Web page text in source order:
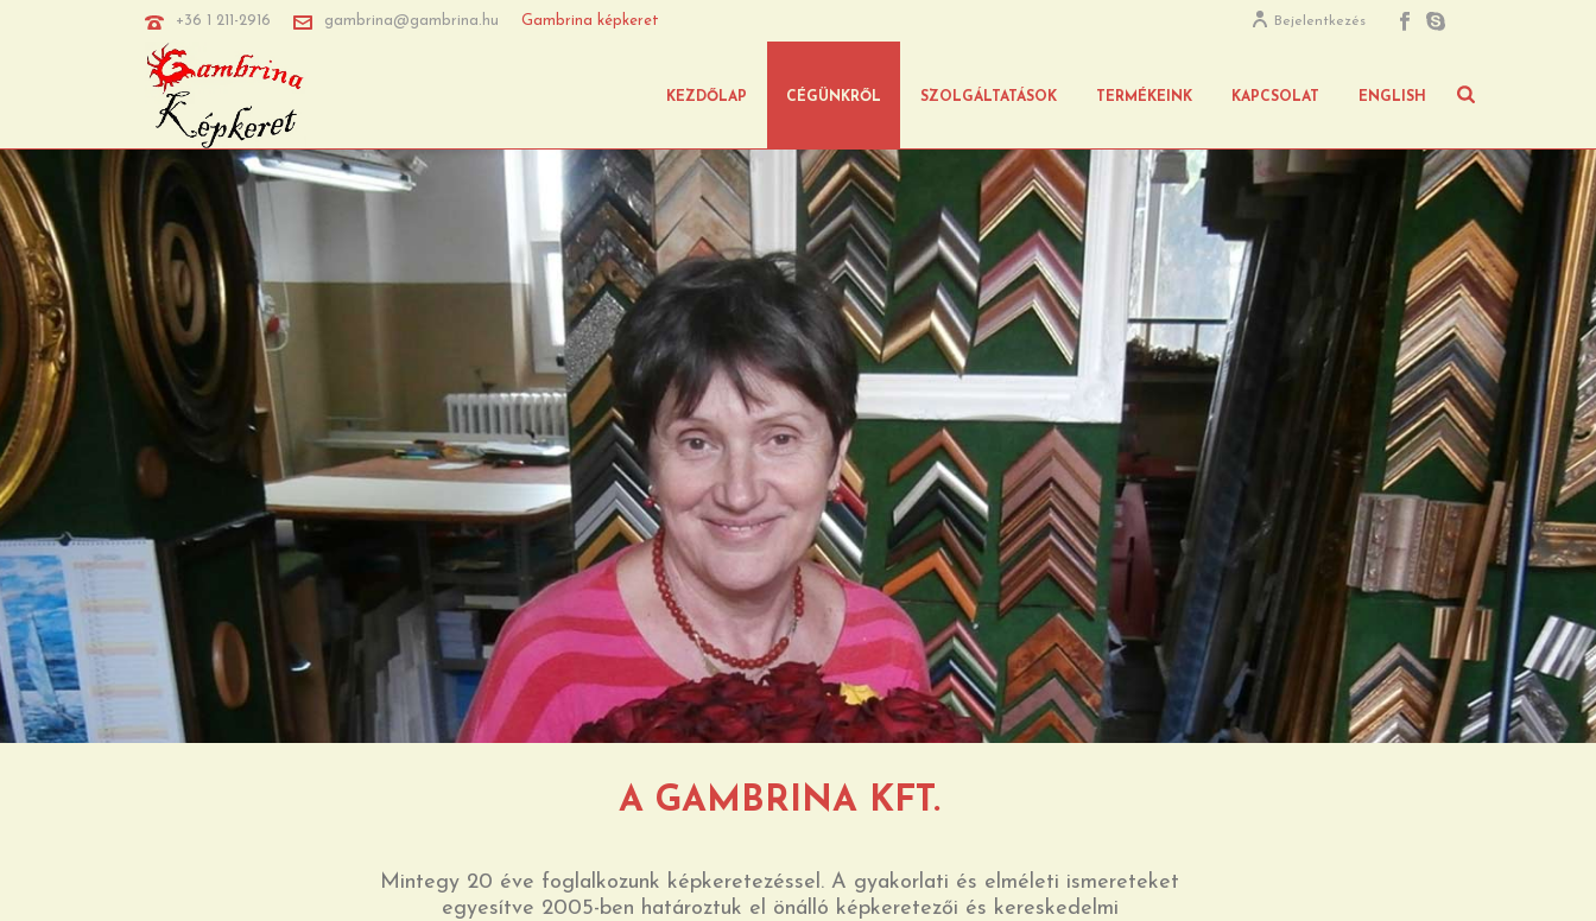
+36 1 211-2916 gambrina@gambrina.hu Gambrina képkeret Bejelentkezés
KEZDŐLAP CÉGÜNKRŐL SZOLGÁLTATÁSOK TERMÉKEINK KAPCSOLAT ENGLISH
A GAMBRINA KFT.
Mintegy 20 éve foglalkozunk képkeretezéssel. A gyakorlati és elméleti ismereteket
egyesítve 2005-ben határoztuk el önálló képkeretezői és kereskedelmi